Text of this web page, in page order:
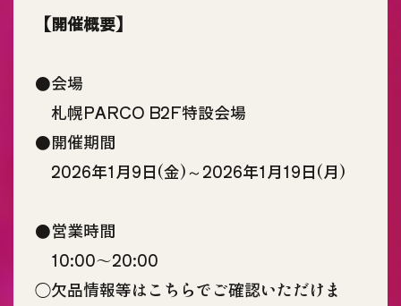
【開催概要】
●会場
札幌PARCO B2F特設会場
●開催期間
2026年1月9日(金)～2026年1月19日(月)
●営業時間
10:00〜20:00
◯欠品情報等はこちらでご確認いただけま